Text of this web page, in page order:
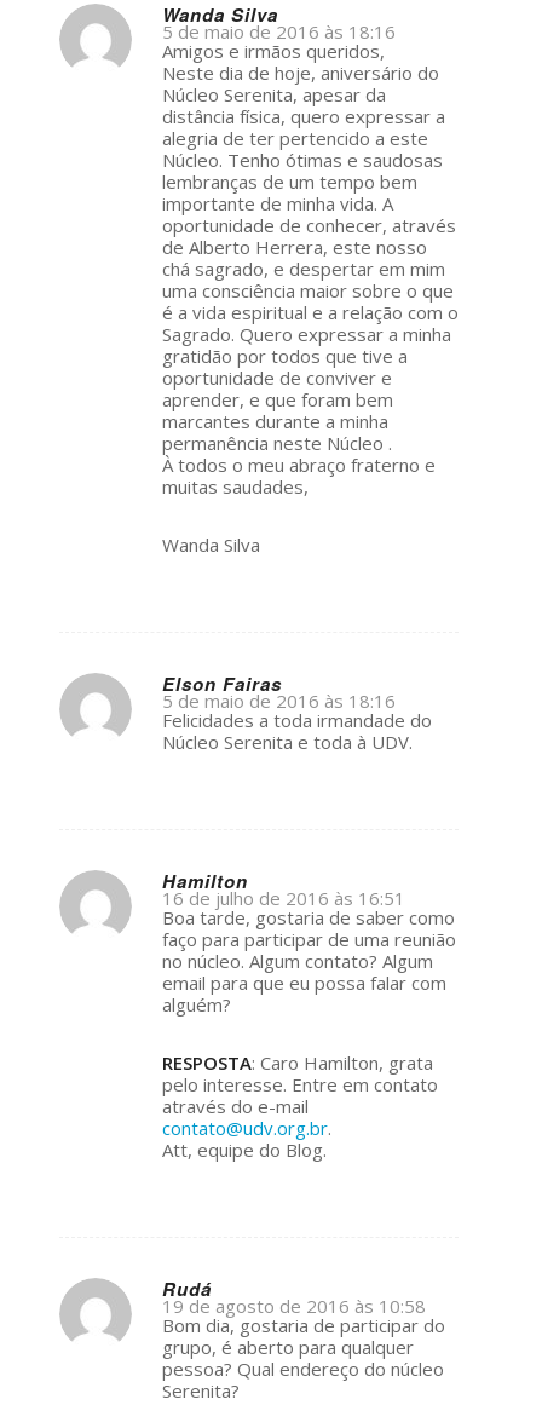
Wanda Silva
s
ays:
5 de maio de 2016 às 18:16
Amigos e irmãos queridos,
Neste dia de hoje, aniversário do
Núcleo Serenita, apesar da
distância física, quero expressar a
alegria de ter pertencido a este
Núcleo. Tenho ótimas e saudosas
lembranças de um tempo bem
importante de minha vida. A
oportunidade de conhecer, através
de Alberto Herrera, este nosso
chá sagrado, e despertar em mim
uma consciência maior sobre o que
é a vida espiritual e a relação com o
Sagrado. Quero expressar a minha
gratidão por todos que tive a
oportunidade de conviver e
aprender, e que foram bem
marcantes durante a minha
permanência neste Núcleo .
À todos o meu abraço fraterno e
muitas saudades,
Wanda Silva
Elson Fairas
s
ays:
5 de maio de 2016 às 18:16
Felicidades a toda irmandade do
Núcleo Serenita e toda à UDV.
Hamilton
s
ays:
16 de julho de 2016 às 16:51
Boa tarde, gostaria de saber como
faço para participar de uma reunião
no núcleo. Algum contato? Algum
email para que eu possa falar com
alguém?
RESPOSTA: Caro Hamilton, grata
pelo interesse. Entre em contato
através do e-mail
contato@udv.org.br.
Att, equipe do Blog.
Rudá
s
ays:
19 de agosto de 2016 às 10:58
Bom dia, gostaria de participar do
grupo, é aberto para qualquer
pessoa? Qual endereço do núcleo
Serenita?